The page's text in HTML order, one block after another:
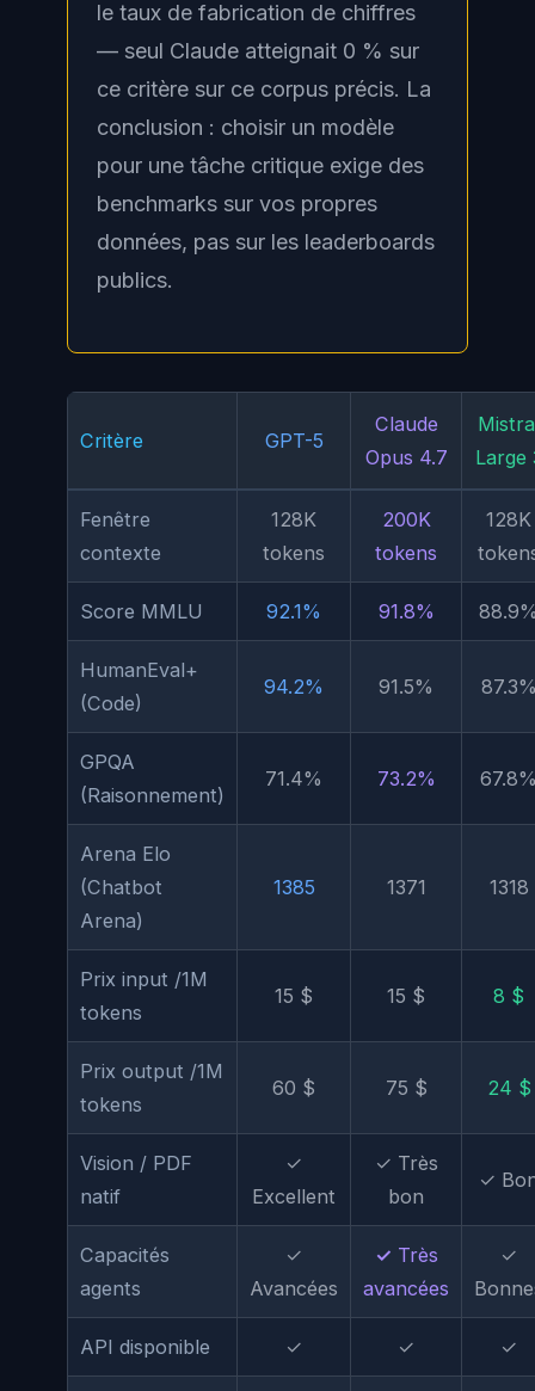
le taux de fabrication de chiffres
— seul Claude atteignait 0 % sur
ce critère sur ce corpus précis. La
conclusion : choisir un modèle
pour une tâche critique exige des
benchmarks sur vos propres
données, pas sur les leaderboards
publics.
Critère GPT-5
Claude
Opus 4.7
Large
Fenêtre
contexte
128K
tokens
200K
tokens
128K
Score MMLU 92.1% 91.8%
HumanEval+
(Code)
94.2% 91.5%
GPQA
(Raisonnement)
71.4% 73.2%
Arena Elo
(Chatbot
Arena)
1385 1371 1318
Prix input /1M
tokens
15 $ 15 $ 8 $
Prix output /1M
tokens
60 $ 75 $ 24 $
Vision / PDF
natif
✓
Excellent
✓ Très
bon
✓
Capacités
agents
✓
Avancées
✓ Très
avancées
✓
API disponible ✓ ✓ ✓